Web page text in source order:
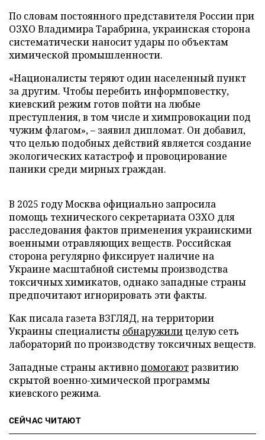
По словам постоянного представителя России при
ОЗХО Владимира Тарабрина, украинская сторона
систематически наносит удары по объектам
химической промышленности.
«Националисты теряют один населенный пункт
за другим. Чтобы перебить информповестку,
киевский режим готов пойти на любые
преступления, в том числе и химпровокации под
чужим флагом», – заявил дипломат. Он добавил,
что целью подобных действий является создание
экологических катастроф и провоцирование
паники среди мирных граждан.
В 2025 году Москва официально запросила
помощь технического секретариата ОЗХО для
расследования фактов применения украинскими
военными отравляющих веществ. Российская
сторона регулярно фиксирует наличие на
Украине масштабной системы производства
токсичных химикатов, однако западные страны
предпочитают игнорировать эти факты.
Как писала газета ВЗГЛЯД, на территории
Украины специалисты обнаружилицелую сеть
лабораторий по производству токсичных веществ.
Западные страны активнопомогаютразвитию
скрытой военно-химической программы
киевского режима.
СЕЙЧАС ЧИТАЮТ